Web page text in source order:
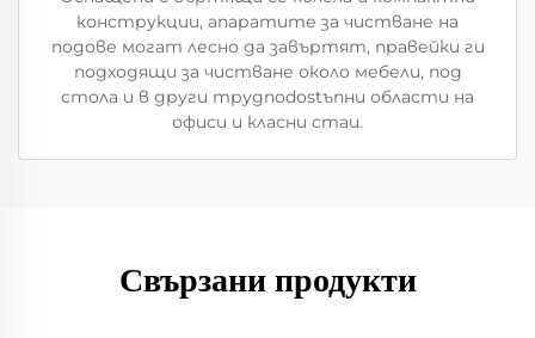
конструкции, апаратите за чистване на
подове могат лесно да завъртят, правейки ги
подходящи за чистване около мебели, под
стола и в други трудnodostъпни области на
офиси и класни стаи.
Свързани продукти